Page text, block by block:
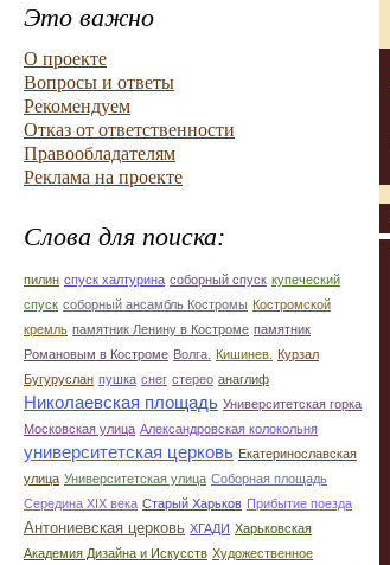
Это важно
О проекте
Вопросы и ответы
Рекомендуем
Отказ от ответственности
Правообладателям
Реклама на проекте
Слова для поиска:
пилин спуск халтурина соборный спуск купеческий
спуск соборный ансамбль Костромы Костромской
кремль памятник Ленину в Костроме памятник
Романовым в Костроме Волга. Кишинев.
Курзал
Бугуруслан пушка снег стерео анаглиф
Николаевская площадь Университетская горка
Московская улица Александровская колокольня
университетская церковь Екатеринославская
улица Университетская улица Соборная площадь
Середина XIX века Старый Харьков Прибытие поезда
Антониевская церковь ХГАДИ Харьковская
Академия Дизайна и Искусств Художественное